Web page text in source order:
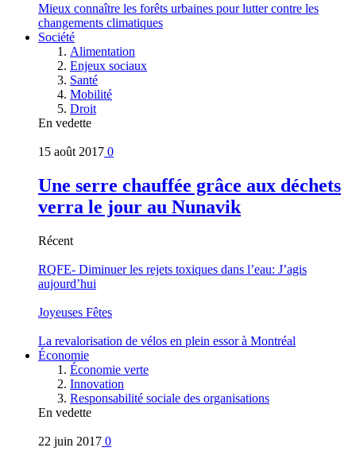
Mieux connaître les forêts urbaines pour lutter contre les
changements climatiques
Société
Alimentation
Enjeux sociaux
Santé
Mobilité
Droit
En vedette
15 août 2017 0
Une serre chauffée grâce aux déchets
verra le jour au Nunavik
Récent
RQFE- Diminuer les rejets toxiques dans l’eau: J’agis
aujourd’hui
Joyeuses Fêtes
La revalorisation de vélos en plein essor à Montréal
Économie
Économie verte
Innovation
Responsabilité sociale des organisations
En vedette
22 juin 2017 0